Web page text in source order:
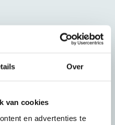
Over
van cookies
en advertenties te